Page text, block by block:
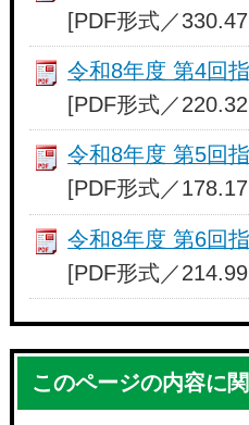
[PDF形式／
令和8年度 第4回
[PDF形式／
令和8年度 第5回
[PDF形式／
令和8年度 第6回
[PDF形式／
このページの内容に